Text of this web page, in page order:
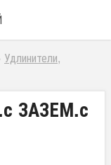
Удлинители,
ЗАЗЕМ.с